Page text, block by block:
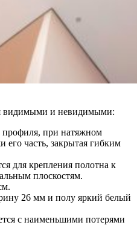
видимыми и невидимыми:
при натяжном
его часть, закрытая гибким
для крепления полотна к
плоскостям.
26 мм и полу яркий белый
с наименьшими потерями